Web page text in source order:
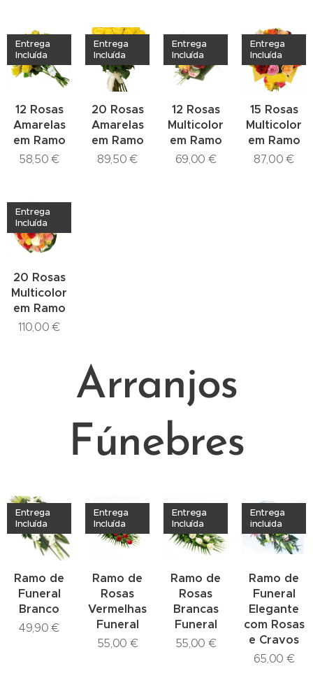
12 Rosas
Amarelas
em Ramo
Entrega
Incluída
58,50 €
20 Rosas
Amarelas
em Ramo
Entrega
Incluída
89,50 €
12 Rosas
Multicolor
em Ramo
Entrega
Incluída
69,00 €
15 Rosas
Multicolor
em Ramo
Entrega
Incluída
87,00 €
20 Rosas
Multicolor
em Ramo
Entrega
Incluída
110,00 €
Arranjos
Fúnebres
Ramo de
Funeral
Branco
Entrega
Incluída
49,90 €
Ramo de
Rosas
Vermelhas
Funeral
Entrega
Incluída
55,00 €
Ramo de
Rosas
Brancas
Funeral
Entrega
Incluída
55,00 €
Ramo de
Funeral
Elegante
com Rosas
e Cravos
Entrega
incluida
65,00 €